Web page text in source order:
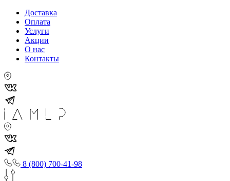
Доставка
Оплата
Услуги
Акции
О нас
Контакты
8 (800) 700-41-98